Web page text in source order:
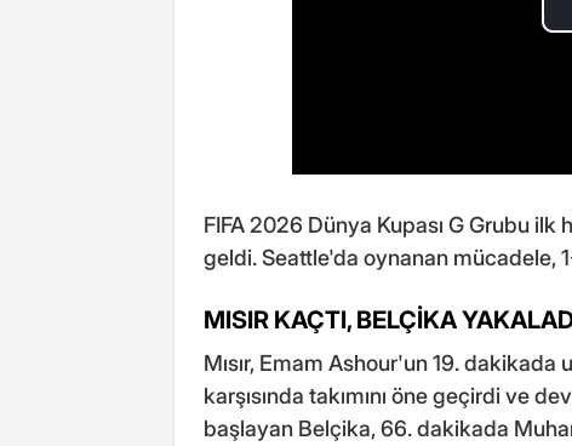
FIFA 2026 Dünya Kupası G Grubu ilk
geldi. Seattle'da oynanan mücadele,
MISIR KAÇTI, BELÇİKA
Mısır, Emam Ashour'un 19.
karşısında takımını öne geçirdi ve
başlayan Belçika, 66. dakikada